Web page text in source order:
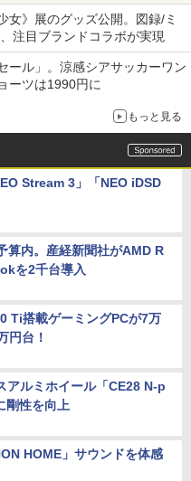
女》展のグッズ公開。図録/ミ
注目ブランドコラボが実現
ール」。涼感シアサッカーワン
ーツは1990円に
もっと見る
Stream 3」「NEO iDSD
算内。産経新聞社がAMD R
を2千台導入
Ti搭載ゲーミングPCが7万
円台！
アルミホイール「CE28 N-p
剛性を向上
HOME」サウンドを体感